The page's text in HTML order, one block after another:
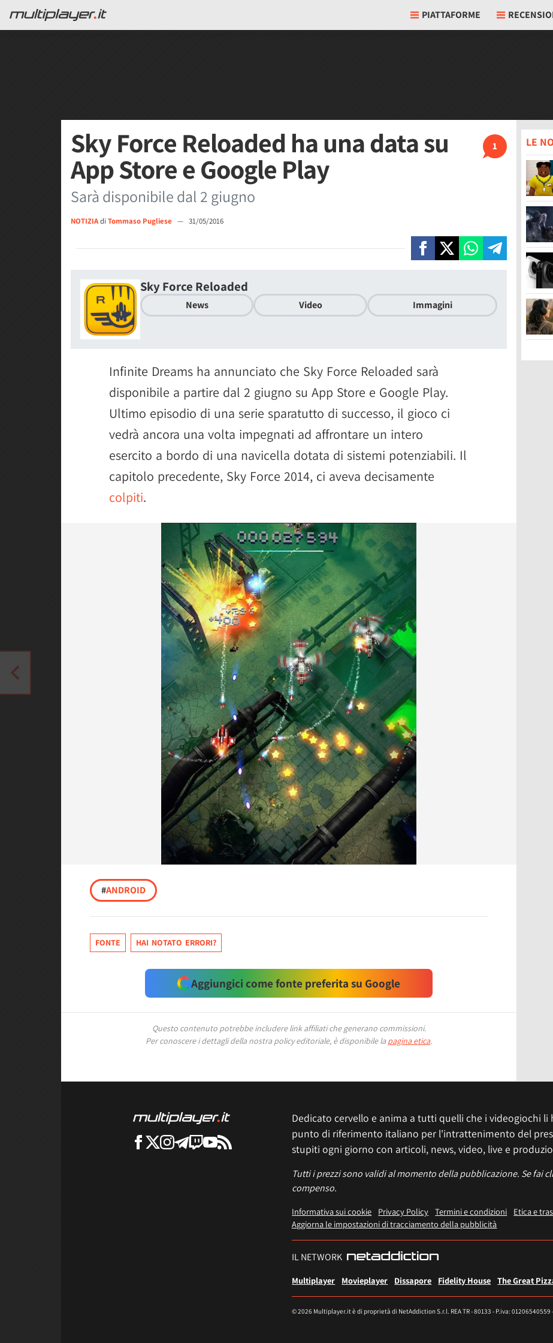
PIATTAFORME
1
Sky Force Reloaded ha una data su
App Store e Google Play
Sarà disponibile dal 2 giugno
NOTIZIAdi Tommaso Pugliese — 31/05/2016
Sky Force Reloaded
News Video Immagini
Infinite Dreams ha annunciato che Sky Force Reloaded sarà
disponibile a partire dal 2 giugno su App Store e Google Play.
Ultimo episodio di una serie sparatutto di successo, il gioco ci
vedrà ancora una volta impegnati ad affrontare un intero
esercito a bordo di una navicella dotata di sistemi potenziabili. Il
capitolo precedente, Sky Force 2014, ci aveva decisamente
colpiti.
#ANDROID
FONTE HAI NOTATO ERRORI?
Aggiungici come fonte preferita su Google
Questo contenuto potrebbe includere link affiliati che generano commissioni.
Per conoscere i dettagli della nostra policy editoriale, è disponibile la pagina etica.
LE
Dedicato cervello e anima a tutti quelli che i videogiochi
punto di riferimento italiano per l'intrattenimento del
stupiti ogni giorno con articoli, news, video, live e
Tutti i prezzi sono validi al momento della pubblicazione. Se fai
compenso.
Informativa sui cookie Privacy Policy Termini e condizioni Etica e
Aggiorna le impostazioni di tracciamento della pubblicità
IL NETWORK
Multiplayer Movieplayer Dissapore Fidelity House The Great
© 2026 Multiplayer.it è di proprietà di NetAddiction S.r.l. REA TR - 80133 - P.iva: 01206540559